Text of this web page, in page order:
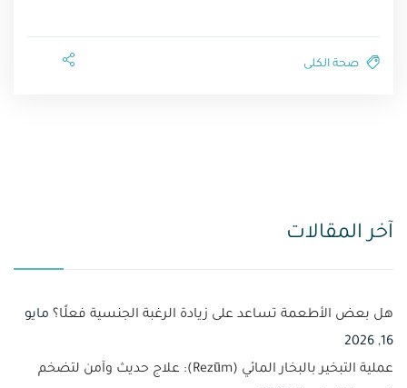
صحة الكلى
آخر المقالات
هل بعض الأطعمة تساعد على زيادة الرغبة الجنسية فعلًا؟ مايو
16, 2026
عملية التبخير بالبخار المائي (Rezūm): علاج حديث وآمن لتضخم